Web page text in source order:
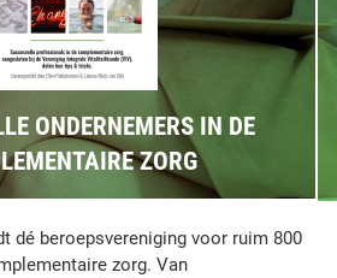
ONDERNEMERS IN DE
ZORG
dé beroepsvereniging voor ruim 800
zorg. Van